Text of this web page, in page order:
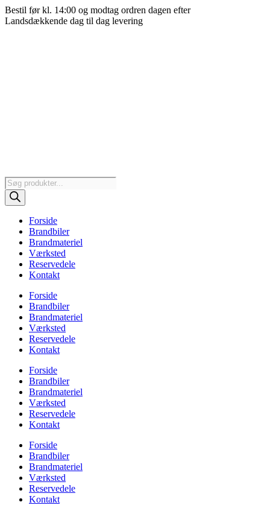
Videre
til
Bestil før kl. 14:00 og modtag ordren dagen efter
Landsdækkende dag til dag levering
Products
search
Forside
Brandbiler
Brandmateriel
Værksted
Reservedele
Kontakt
Forside
Brandbiler
Brandmateriel
Værksted
Reservedele
Kontakt
Forside
Brandbiler
Brandmateriel
Værksted
Reservedele
Kontakt
Forside
Brandbiler
Brandmateriel
Værksted
Reservedele
Kontakt